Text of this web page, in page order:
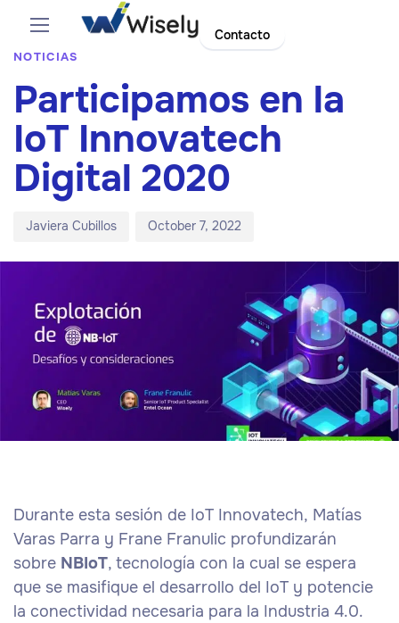
Contacto
NOTICIAS
Participamos en la
IoT Innovatech
Digital 2020
Javiera Cubillos October 7, 2022
Durante esta sesión de IoT Innovatech, Matías
Varas Parra y Frane Franulic profundizarán
sobre NBIoT, tecnología con la cual se espera
que se masifique el desarrollo del IoT y potencie
la conectividad necesaria para la Industria 4.0.